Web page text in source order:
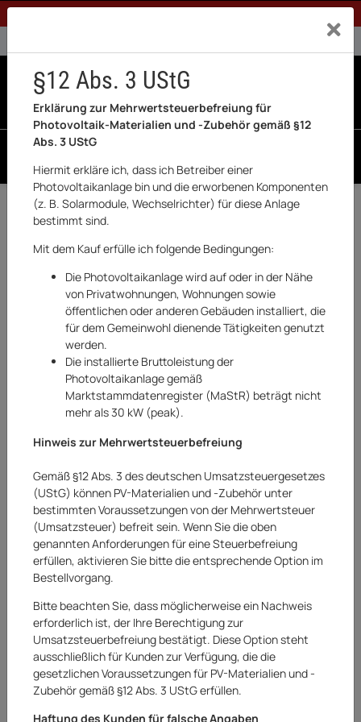
1% Rabatt bei Banküberweisung (Privatkunden)Exklusiv
Zurück Haushaltswaren & Elektronik
Aquanova
Aquanova Wandablage Wandregal Ablage
Regal Baderegal schwarz Cyra
§12 Abs. 3 UStG
Erklärung zur Mehrwertsteuerbefreiung für
Photovoltaik-Materialien und -Zubehör gemäß §12
Abs. 3 UStG
Hiermit erkläre ich, dass ich Betreiber einer
Photovoltaikanlage bin und die erworbenen Komponenten
(z. B. Solarmodule, Wechselrichter) für diese Anlage
bestimmt sind.
Mit dem Kauf erfülle ich folgende Bedingungen:
Die Photovoltaikanlage wird auf oder in der Nähe
von Privatwohnungen, Wohnungen sowie
öffentlichen oder anderen Gebäuden installiert, die
für dem Gemeinwohl dienende Tätigkeiten genutzt
werden.
Die installierte Bruttoleistung der
Photovoltaikanlage gemäß
Marktstammdatenregister (MaStR) beträgt nicht
mehr als 30 kW (peak).
Hinweis zur Mehrwertsteuerbefreiung
Gemäß §12 Abs. 3 des deutschen Umsatzsteuergesetzes
(UStG) können PV-Materialien und -Zubehör unter
bestimmten Voraussetzungen von der Mehrwertsteuer
(Umsatzsteuer) befreit sein. Wenn Sie die oben
genannten Anforderungen für eine Steuerbefreiung
erfüllen, aktivieren Sie bitte die entsprechende Option im
Bestellvorgang.
Bitte beachten Sie, dass möglicherweise ein Nachweis
erforderlich ist, der Ihre Berechtigung zur
Umsatzsteuerbefreiung bestätigt. Diese Option steht
ausschließlich für Kunden zur Verfügung, die die
gesetzlichen Voraussetzungen für PV-Materialien und -
Zubehör gemäß §12 Abs. 3 UStG erfüllen.
Haftung des Kunden für falsche Angaben